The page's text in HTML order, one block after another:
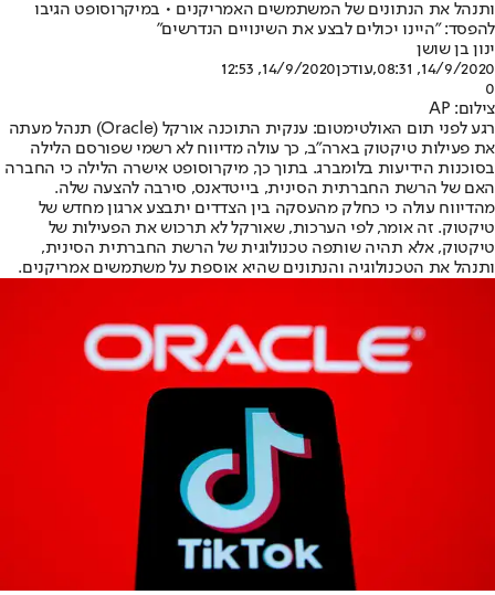
ותנהל את הנתונים של המשתמשים האמריקנים • במיקרוסופט הגיבו
להפסד: "היינו יכולים לבצע את השינויים הנדרשים"
ינון בן שושן
14/9/2020, 08:31
,עודכן14/9/2020, 12:53
0
צילום: AP
רגע לפני תום האולטימטום: ענקית התוכנה אורקל (Oracle) תנהל מעתה
את פעילות טיקטוק בארה"ב, כך עולה מדיווח לא רשמי שפורסם הלילה
בסוכנות הידיעות בלומברג. בתוך כך, מיקרוסופט אישרה הלילה כי החברה
האם של הרשת החברתית הסינית, בייטדאנס, סירבה להצעה שלה.
מהדיווח עולה כי כחלק מהעסקה בין הצדדים יתבצע ארגון מחדש של
טיקטוק. זה אומר, לפי הערכות, שאורקל לא תרכוש את הפעילות של
טיקטוק, אלא תהיה שותפה טכנולוגית של הרשת החברתית הסינית,
ותנהל את הטכנולוגיה והנתונים שהיא אוספת על משתמשים אמריקנים.